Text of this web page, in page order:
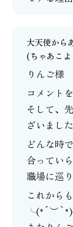
大天使から
(ちゃあこ
りんご様
コメント
そして、
ざいました
どんな時
合ってい
職場に巡
これから